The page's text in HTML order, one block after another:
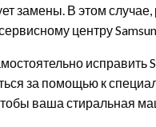
замены. В этом
центру
исправить
за помощью к
ваша стиральная